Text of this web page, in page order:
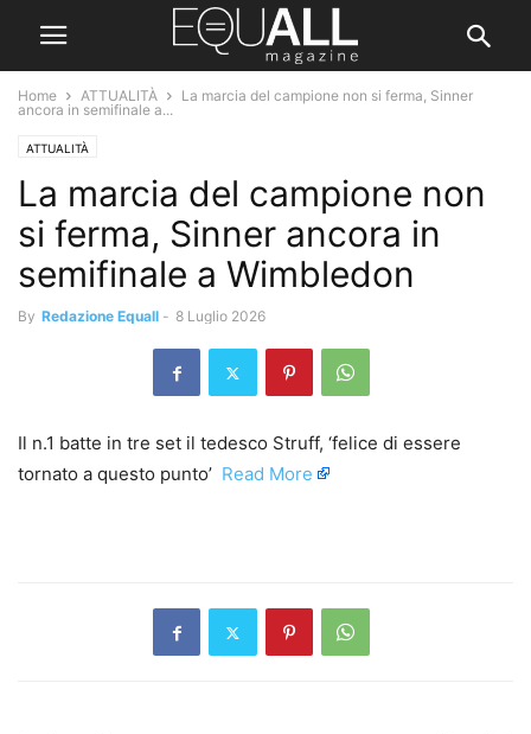
Home ATTUALITÀ
La marcia del campione non si ferma, Sinner
ancora in semifinale a...
ATTUALITÀ
La marcia del campione non
si ferma, Sinner ancora in
semifinale a Wimbledon
By Redazione Equall - 8 Luglio 2026
Il n.1 batte in tre set il tedesco Struff, ‘felice di essere
tornato a questo punto’ ​ Read More